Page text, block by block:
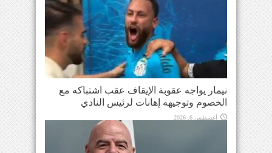
نيمار يواجه عقوبة الإيقاف عقب اشتباكه مع
الخصوم وتوجيهه إهانات لرئيس النادي
أغسطس 6, 2026